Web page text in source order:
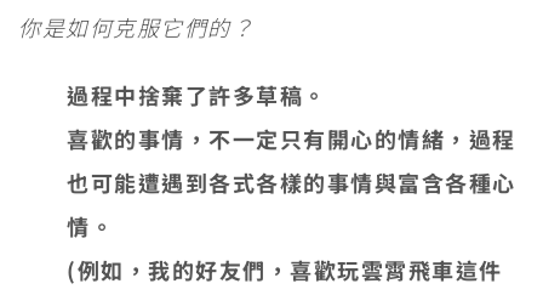
你是如何克服它們的？
過程中捨棄了許多草稿。
喜歡的事情，不一定只有開心的情緒，過程
也可能遭遇到各式各樣的事情與富含各種心
情。
(例如，我的好友們，喜歡玩雲霄飛車這件